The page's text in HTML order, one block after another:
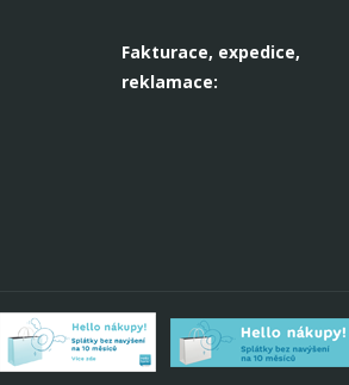
Fakturace, expedice,
reklamace: